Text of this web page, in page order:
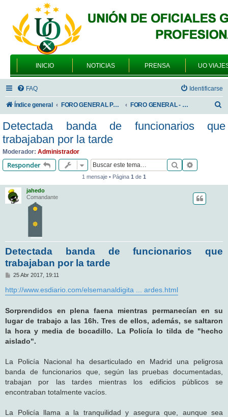
INICIO NOTICIAS PRENSA UO
FAQ Identificarse
Índice general FORO GENERAL PARA TODOS LOS USUARIOS FORO GENERAL - SONRIA, POR FAVOR
s
Detectada banda de funcionarios que
trabajaban por la tarde
Moderador: Administrador
Responder Buscar
1 mensaje • Página 1 de 1
jahedo
Comandante
Detectada banda de funcionarios que
trabajaban por la tarde
M
n
s
e
25 Abr 2017, 19:11
http://www.esdiario.com/elsemanaldigita ... ardes.html
Sorprendidos en plena faena mientras permanecían en su
lugar de trabajo a las 16h. Tres de ellos, además, se saltaron
la hora y media de bocadillo. La Policía lo tilda de "hecho
aislado".
La Policía Nacional ha desarticulado en Madrid una peligrosa
banda de funcionarios que, según las pruebas documentadas,
trabajan por las tardes mientras los edificios públicos se
encontraban totalmente vacíos.
La Policía llama a la tranquilidad y asegura que, aunque sea